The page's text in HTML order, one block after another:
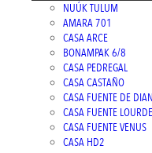
NUÚK TULUM
AMARA 701
CASA ARCE
BONAMPAK 6/8
CASA PEDREGAL
CASA CASTAÑO
CASA FUENTE DE
CASA FUENTE
CASA FUENTE VENUS
CASA HD2